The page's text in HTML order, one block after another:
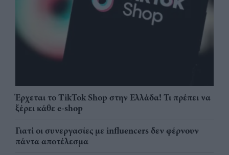
Έρχεται το TikTok Shop στην Ελλάδα! Τι πρέπει να
ξέρει κάθε e-shop
Γιατί οι συνεργασίες με influencers δεν φέρνουν
πάντα αποτέλεσμα